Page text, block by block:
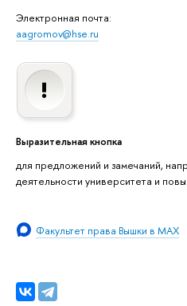
Электронная почта:
aagromov@hse.ru
Выразительная кнопка
для предложений и замечаний,
деятельности университета и
Факультет права Вышки в MAX